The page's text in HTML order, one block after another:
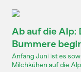
Ab auf die Alp:
Bummere
Anfang Juni ist es
Milchkühen auf die